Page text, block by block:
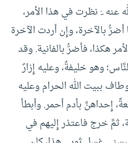
عنه ـ: نظرت في هذا الأمر،
بالآخرة، وإِن أردت الآخرة
هكذا، فأضرُّ بالفانية. وقد
وهو خليفةٌ، وعليه إِزارٌ
ببيت الله الحرام وعليه
إِحداهنَّ بأدم أحمر. وأبطأ
ثمَّ خرج فاعتذر إِليهم في